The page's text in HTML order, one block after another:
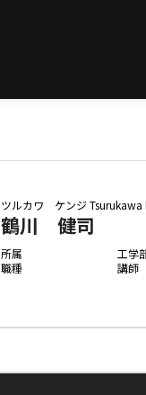
ツルカワ ケンジ Tsurukawa
鶴川 健司
所属
工学
職種
講師